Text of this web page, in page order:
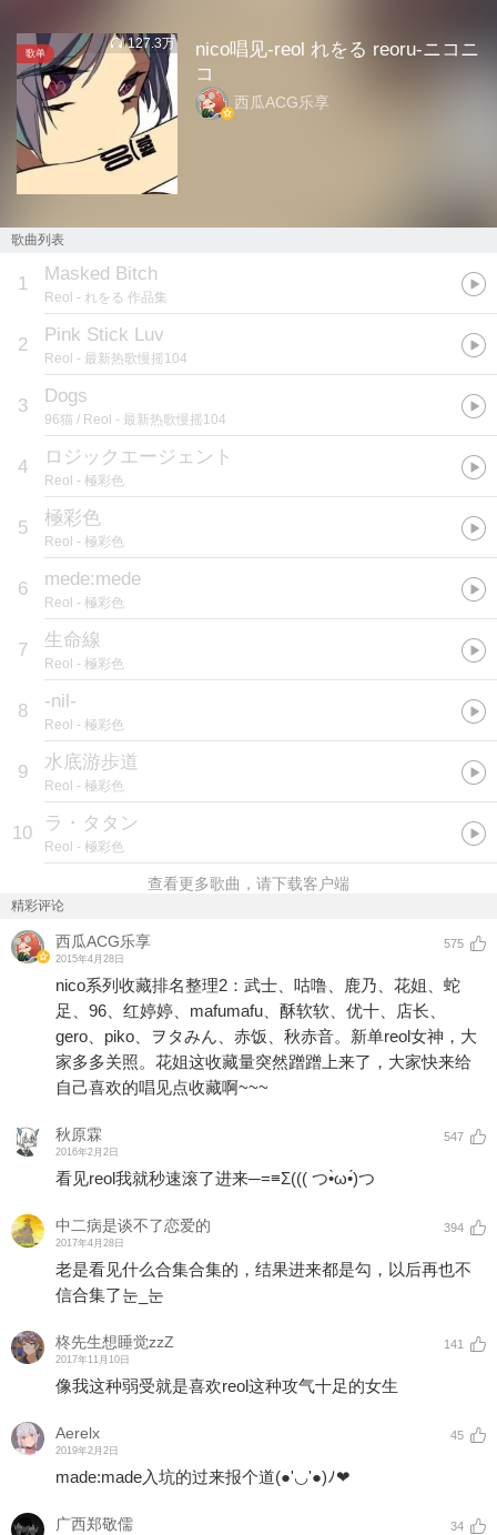
歌单
127.3万
nico唱见-reol れをる reoru-ニコニ
コ
西瓜ACG乐享
歌曲列表
1 Masked Bitch
Reol - れをる 作品集
2 Pink Stick Luv
Reol - 最新热歌慢摇104
3 Dogs
96猫 / Reol - 最新热歌慢摇104
4 ロジックエージェント
Reol - 極彩色
5 極彩色
Reol - 極彩色
6 mede:mede
Reol - 極彩色
7 生命線
Reol - 極彩色
8 -nil-
Reol - 極彩色
9 水底游歩道
Reol - 極彩色
10 ラ・タタン
Reol - 極彩色
查看更多歌曲，请下载客户端
精彩评论
西瓜ACG乐享
2015年4月28日
575
nico系列收藏排名整理2：武士、咕噜、鹿乃、花姐、蛇
足、96、红婷婷、mafumafu、酥软软、优十、店长、
gero、piko、ヲタみん、赤饭、秋赤音。新单reol女神，大
家多多关照。花姐这收藏量突然蹭蹭上来了，大家快来给
自己喜欢的唱见点收藏啊~~~
秋原霖
2016年2月2日
547
看见reol我就秒速滚了进来─=≡Σ((( つ•̀ω•́)つ
中二病是谈不了恋爱的
2017年4月28日
394
老是看见什么合集合集的，结果进来都是勾，以后再也不
信合集了눈_눈
柊先生想睡觉zzZ
2017年11月10日
141
像我这种弱受就是喜欢reol这种攻气十足的女生
Aerelx
2019年2月2日
45
made:made入坑的过来报个道(●'◡'●)ﾉ❤
广西郑敬儒 34